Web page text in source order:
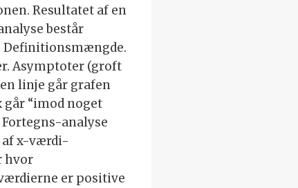
Resultatet af en
består
Definitionsmængde.
Asymptoter (groft
linje går grafen
går “imod noget
Fortegns-analyse
af x-værdi-
hvor
er positive